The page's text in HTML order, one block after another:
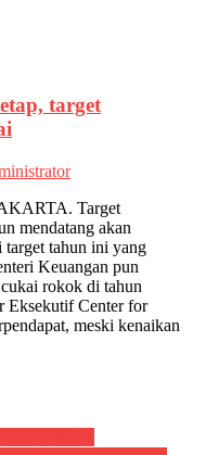
target
Target
mendatang akan
tahun ini yang
Keuangan pun
rokok di tahun
Eksekutif Center for
meski kenaikan